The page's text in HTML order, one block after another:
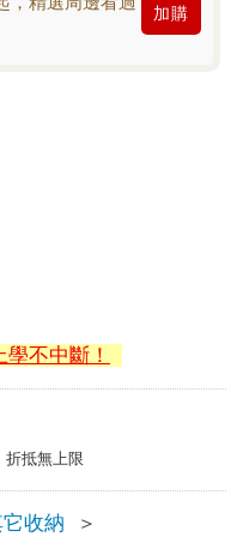
加購
不中斷！
折抵無上限
收納
＞